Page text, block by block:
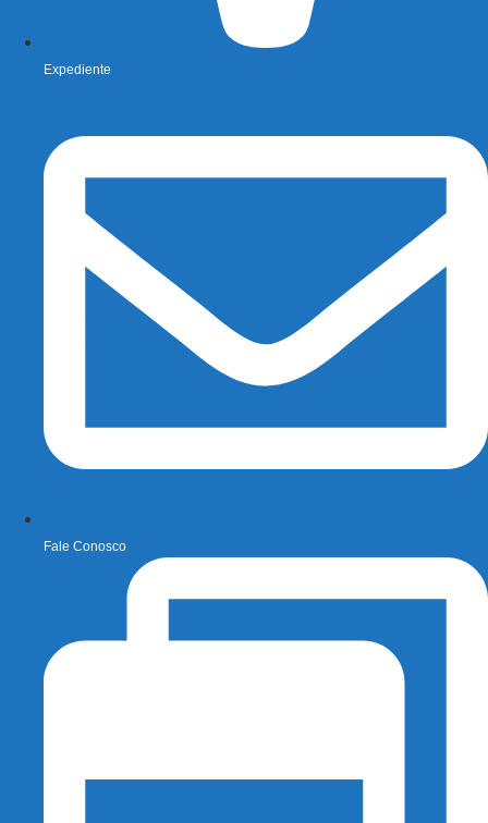
Expediente
Fale Conosco